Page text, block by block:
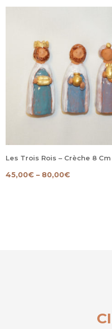
Les Trois Rois – Crèche 8 Cm
45,00€ – 80,00€